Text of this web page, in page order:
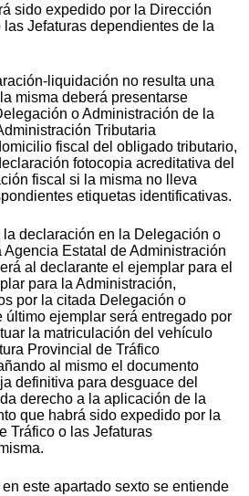
sido expedido por la Dirección
Jefaturas dependientes de la
liquidación no resulta una
misma deberá presentarse
o Administración de la
Tributaria
fiscal del obligado tributario,
fotocopia acreditativa del
fiscal si la misma no lleva
etiquetas identificativas.
declaración en la Delegación o
Estatal de Administración
al declarante el ejemplar para el
para la Administración,
por la citada Delegación o
último ejemplar será entregado por
la matriculación del vehículo
Provincial de Tráfico
al mismo el documento
definitiva para desguace del
derecho a la aplicación de la
que habrá sido expedido por la
Tráfico o las Jefaturas
este apartado sexto se entiende